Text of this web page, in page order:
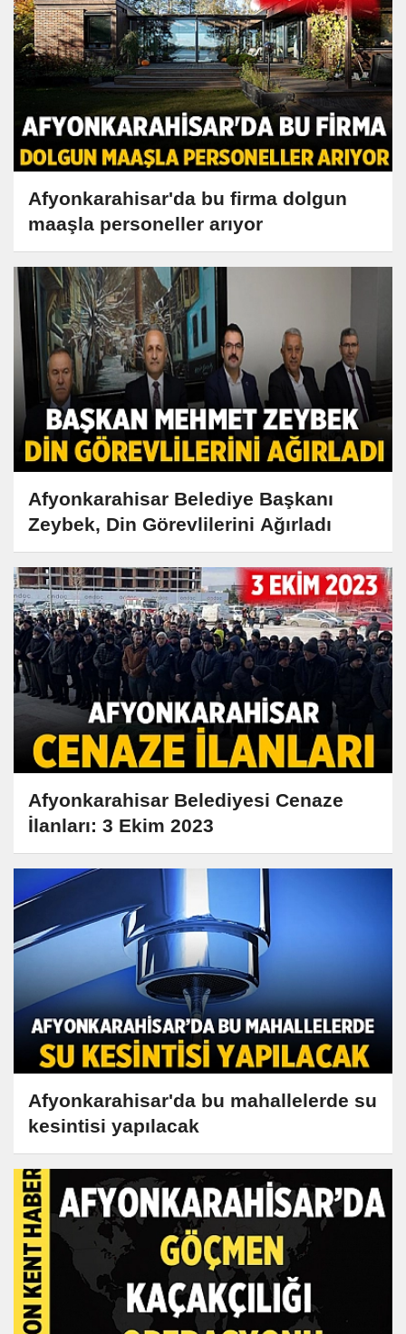
Afyonkarahisar'da bu firma dolgun
maaşla personeller arıyor
Afyonkarahisar Belediye Başkanı
Zeybek, Din Görevlilerini Ağırladı
Afyonkarahisar Belediyesi Cenaze
İlanları: 3 Ekim 2023
Afyonkarahisar'da bu mahallelerde su
kesintisi yapılacak